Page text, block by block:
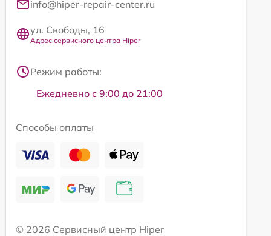
info@hiper-repair-center.ru
ул. Свободы, 16
Адрес сервисного центра Hiper
Режим работы:
Ежедневно с 9:00 до 21:00
Способы оплаты
© 2026 Сервисный центр Hiper